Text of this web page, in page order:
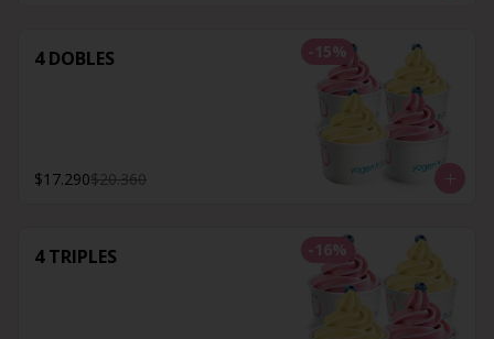
-15%
4 DOBLES
$17.290$20.360
-16%
4 TRIPLES